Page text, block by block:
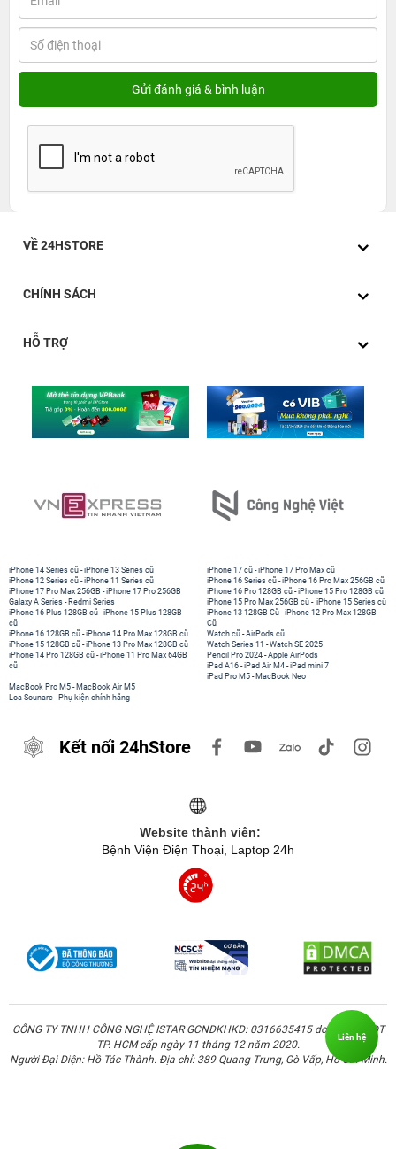
VỀ 24HSTORE
CHÍNH SÁCH
HỖ TRỢ
iPhone 14 Series cũ -iPhone 13 Series cũ
iPhone 12 Series cũ -iPhone 11 Series cũ
iPhone 17 Pro Max 256GB -iPhone 17 Pro 256GB
Galaxy A Series - Redmi Series
iPhone 17 cũ -iPhone 17 Pro Max cũ
iPhone 16 Series cũ - iPhone 16 Pro Max 256GB cũ
iPhone 16 Pro 128GB cũ -iPhone 15 Pro 128GB cũ
iPhone 15 Pro Max 256GB cũ - iPhone 15 Series cũ
iPhone 16 Plus 128GB cũ -iPhone 15 Plus 128GB
cũ
iPhone 16 128GB cũ -iPhone 14 Pro Max 128GB cũ
iPhone 15 128GB cũ -iPhone 13 Pro Max 128GB cũ
iPhone 14 Pro 128GB cũ -iPhone 11 Pro Max 64GB
cũ
iPhone 13 128GB Cũ -iPhone 12 Pro Max 128GB
Cũ
Watch cũ -AirPods cũ
Watch Series 11 -Watch SE 2025
Pencil Pro 2024 -Apple AirPods
iPad A16 -iPad Air M4 -iPad mini 7
iPad Pro M5 - MacBook Neo
MacBook Pro M5 - MacBook Air M5
Loa Sounarc - Phụ kiện chính hãng
Kết nối 24hStore
Website thành viên:
Bệnh Viện Điện Thoại, Laptop 24h
CÔNG TY TNHH CÔNG NGHỆ ISTAR GCNDKHKD: 0316635415 do Sở KH & ĐT
TP. HCM cấp ngày 11 tháng 12 năm 2020.
Người Đại Diện: Hồ Tác Thành. Địa chỉ: 389 Quang Trung, Gò Vấp, Hồ Chí Minh.
Liên hệ